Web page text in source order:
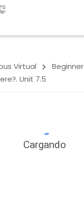
Virtual
Beginner
Unit 7.5
Cargando